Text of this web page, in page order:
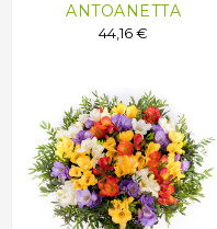
ANTOANETTA
44,16 €